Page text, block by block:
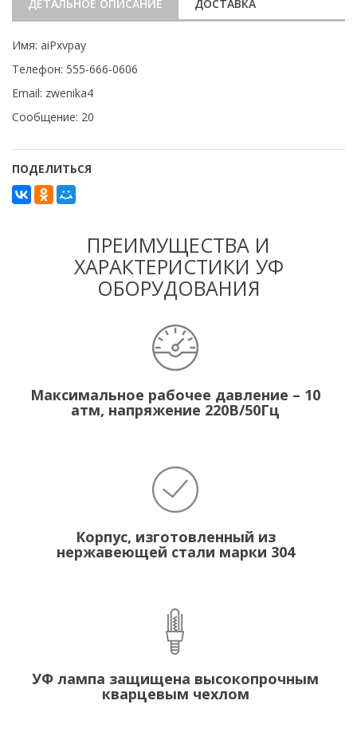
ДЕТАЛЬНОЕ ОПИСАНИЕ ДОСТАВКА
Имя: aiPxvpay
Телефон: 555-666-0606
Email: zwenika4
Сообщение: 20
ПОДЕЛИТЬСЯ
ПРЕИМУЩЕСТВА И
ХАРАКТЕРИСТИКИ УФ
ОБОРУДОВАНИЯ
Максимальное рабочее давление – 10
атм, напряжение 220В/50Гц
Корпус, изготовленный из
нержавеющей стали марки 304
УФ лампа защищена высокопрочным
кварцевым чехлом